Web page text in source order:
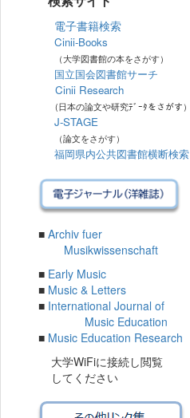
電子書籍検索
Cinii-Books
（大学図書館の本をさがす）
国立国会図書館サーチ
Cinii Research
(日本の論文や研究ﾃﾞｰﾀをさがす）
J-STAGE
（論文をさがす）
福岡県内公共図書館横断検索
■ Archiv fuer
Musikwissenschaft
■ Early Music
■ Music & Letters
■ International Journal of
Music Education
■ Music Education Research
大学WiFiに接続し閲覧
してください